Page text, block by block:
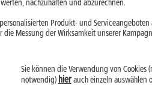
erfährst:
etwas an maximaler Kapazität.
und
Laden bis 100 Prozent
nachzuhalten und abzurechnen.
Produkt- und
Messung der Wirksamkeit unserer
Sie können die Verwendung von Cookies
notwendig) hierauch einzeln auswählen